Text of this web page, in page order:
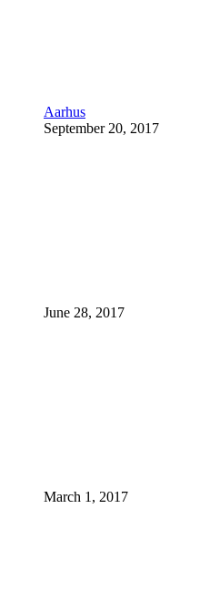
Aarhus
September 20, 2017
June 28, 2017
March 1, 2017